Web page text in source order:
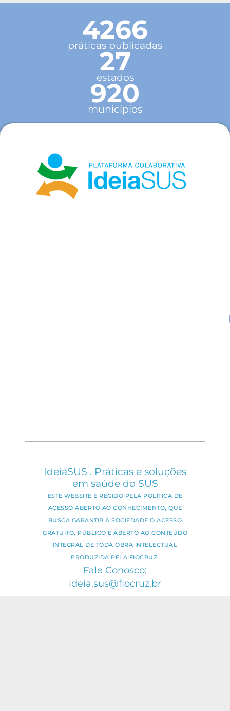
4266
práticas publicadas
27
estados
920
municípios
IdeiaSUS . Práticas e soluções
em saúde do SUS
ESTE WEBSITE É REGIDO PELA POLÍTICA DE
ACESSO ABERTO AO CONHECIMENTO, QUE
BUSCA GARANTIR À SOCIEDADE O ACESSO
GRATUITO, PÚBLICO E ABERTO AO CONTEÚDO
INTEGRAL DE TODA OBRA INTELECTUAL
PRODUZIDA PELA FIOCRUZ.
Fale Conosco:
ideia.sus@fiocruz.br